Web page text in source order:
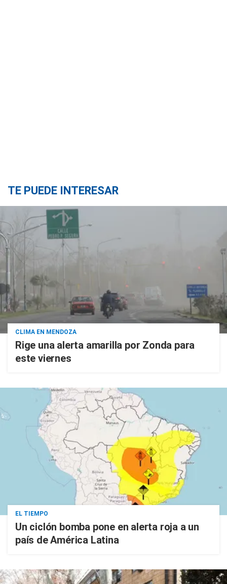
TE PUEDE INTERESAR
CLIMA EN MENDOZA
Rige una alerta amarilla por Zonda para
este viernes
EL TIEMPO
Un ciclón bomba pone en alerta roja a un
país de América Latina